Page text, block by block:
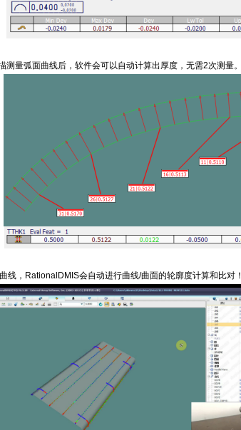
测量弧面曲线后， 软件会可以自动计算出厚度，无需2次测量。
线， RationalDMIS会自动进行曲线/曲面的轮廓度计算和 比对！